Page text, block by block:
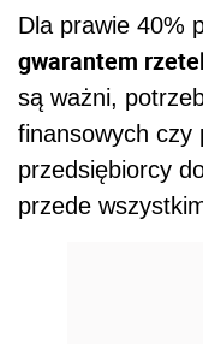
Dla prawie 40%
gwarantem
są ważni,
finansowych czy
przedsiębiorcy
przede